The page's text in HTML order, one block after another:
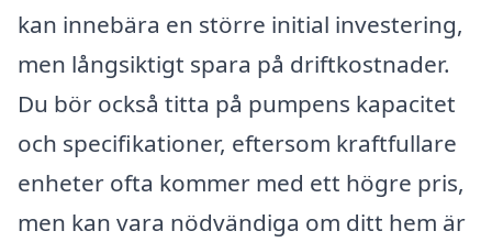
kan innebära en större initial investering,
men långsiktigt spara på driftkostnader.
Du bör också titta på pumpens kapacitet
och specifikationer, eftersom kraftfullare
enheter ofta kommer med ett högre pris,
men kan vara nödvändiga om ditt hem är